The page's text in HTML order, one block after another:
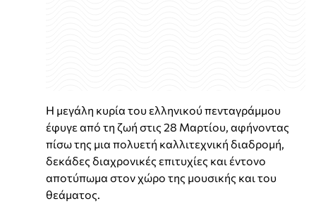
Η μεγάλη κυρία του ελληνικού πενταγράμμου
έφυγε από τη ζωή στις 28 Μαρτίου, αφήνοντας
πίσω της μια πολυετή καλλιτεχνική διαδρομή,
δεκάδες διαχρονικές επιτυχίες και έντονο
αποτύπωμα στον χώρο της μουσικής και του
θεάματος.